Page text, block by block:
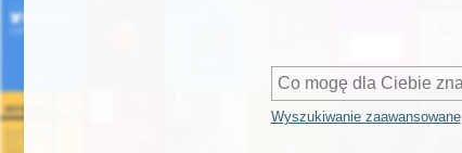
Wyszukiwanie zaawansowane